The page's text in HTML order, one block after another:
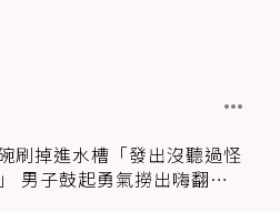
刷掉進水槽「發出沒聽過怪
男子鼓起勇氣撈出嗨翻：